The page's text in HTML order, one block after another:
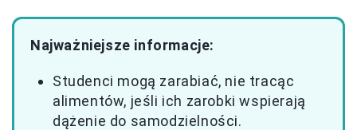
Najważniejsze informacje:
Studenci mogą zarabiać, nie tracąc
alimentów, jeśli ich zarobki wspierają
dążenie do samodzielności.